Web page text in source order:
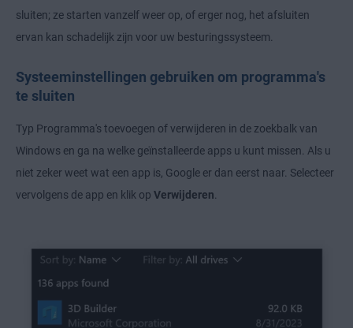
sluiten; ze starten vanzelf weer op, of erger nog, het afsluiten
ervan kan schadelijk zijn voor uw besturingssysteem.
Systeeminstellingen gebruiken om programma's
te sluiten
Typ Programma's toevoegen of verwijderen in de zoekbalk van
Windows en ga na welke geïnstalleerde apps u kunt missen. Als u
niet zeker weet wat een app is, Google er dan eerst naar. Selecteer
vervolgens de app en klik op Verwijderen